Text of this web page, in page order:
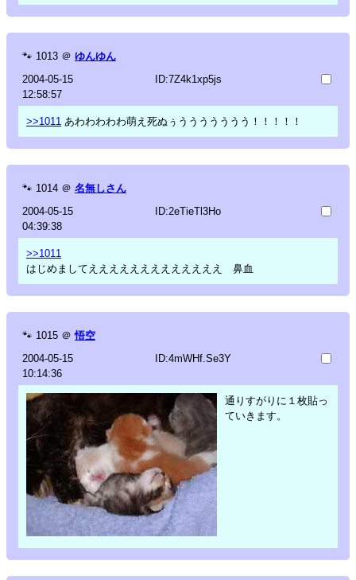
🐾 1013 ＠ ゆんゆん
2004-05-15
12:58:57
ID:7Z4k1xp5js
>>1011 あわわわわわ萌え死ぬぅううううううう！！！！！
🐾 1014 ＠ 名無しさん
2004-05-15
04:39:38
ID:2eTieTl3Ho
>>1011
はじめましてえええええええええええええ 鼻血
🐾 1015 ＠ 悟空
2004-05-15
10:14:36
ID:4mWHf.Se3Y
通りすがりに１枚貼っ
ていきます。